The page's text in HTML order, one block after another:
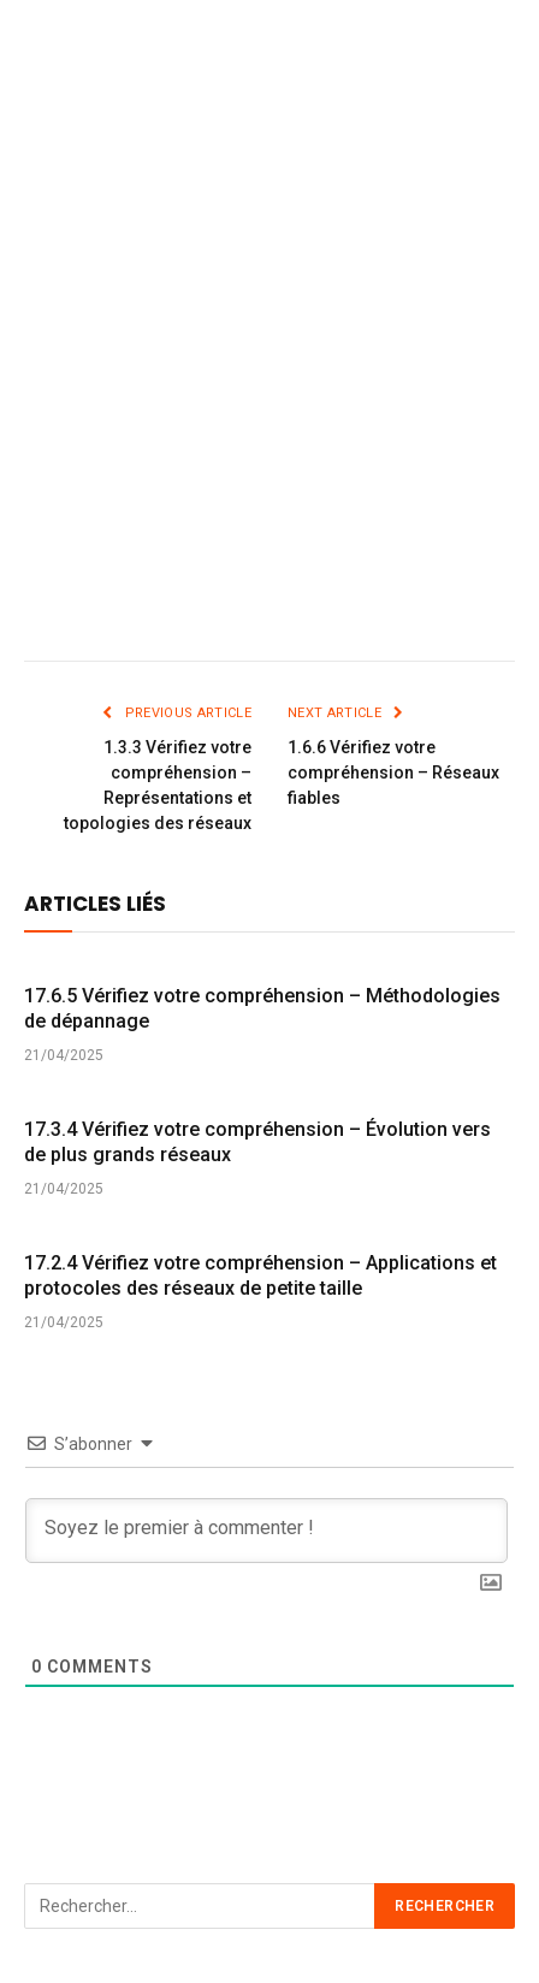
PREVIOUS ARTICLE
1.3.3 Vérifiez votre
compréhension –
Représentations et
topologies des réseaux
NEXT ARTICLE
1.6.6 Vérifiez votre
compréhension – Réseaux
fiables
ARTICLES LIÉS
17.6.5 Vérifiez votre compréhension – Méthodologies
de dépannage
21/04/2025
17.3.4 Vérifiez votre compréhension – Évolution vers
de plus grands réseaux
21/04/2025
17.2.4 Vérifiez votre compréhension – Applications et
protocoles des réseaux de petite taille
21/04/2025
S’abonner
0 COMMENTS